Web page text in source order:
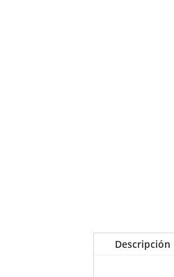
Descripción